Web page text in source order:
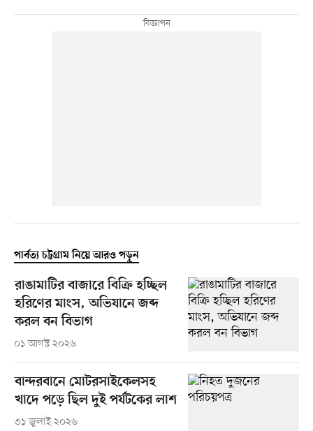
পার্বত্য চট্টগ্রাম নিয়ে আরও পড়ুন
রাঙামাটির বাজারে বিক্রি হচ্ছিল
হরিণের মাংস, অভিযানে জব্দ
করল বন বিভাগ
০১ আগস্ট ২০২৬
বান্দরবানে মোটরসাইকেলসহ
খাদে পড়ে ছিল দুই পর্যটকের লাশ
৩১ জুলাই ২০২৬